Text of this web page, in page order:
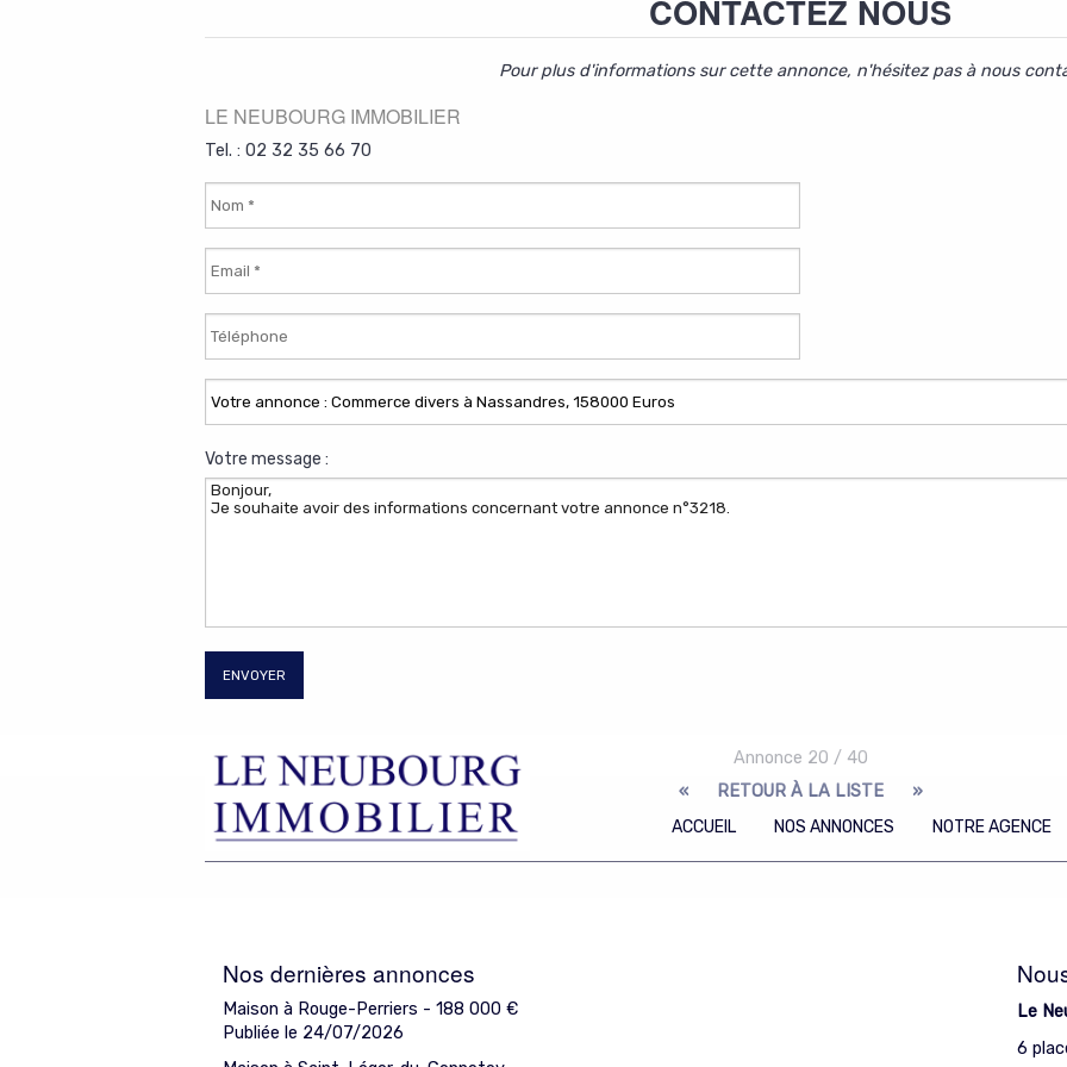
ACCUEIL NOS ANNONCES NOTRE AGENCE
CONTACTEZ NOUS
Pour plus d'informations sur cette annonce, n'hésitez pas à nous
LE NEUBOURG IMMOBILIER
Tel. : 02 32 35 66 70
Votre message :
ENVOYER
Annonce 20 / 40
«
RETOUR À LA LISTE »
Nos dernières annonces
Maison à Rouge-Perriers - 188 000 €
Publiée le 24/07/2026
Le
6